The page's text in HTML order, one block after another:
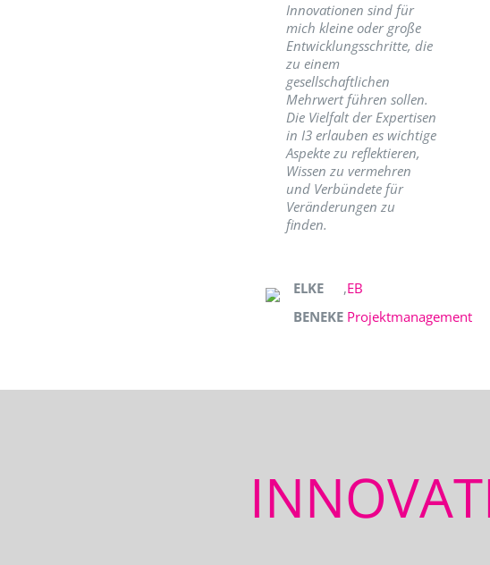
Innovationen sind für
mich kleine oder große
Entwicklungsschritte, die
zu einem
gesellschaftlichen
Mehrwert führen sollen.
Die Vielfalt der Expertisen
in I3 erlauben es wichtige
Aspekte zu reflektieren,
Wissen zu vermehren
und Verbündete für
Veränderungen zu
finden.
ELKE
BENEKE
,EB
Projektmanagement